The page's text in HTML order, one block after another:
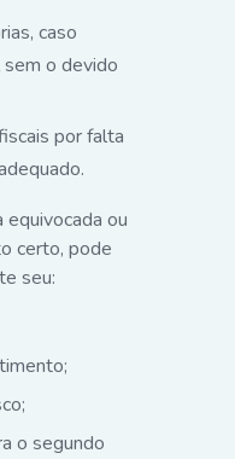
caso
o devido
por falta
ou
certo, pode
seu:
o segundo